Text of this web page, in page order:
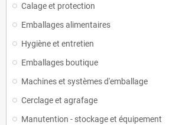
Calage et protection
Emballages alimentaires
Hygiène et entretien
Emballages boutique
Machines et systèmes d'emballage
Cerclage et agrafage
Manutention - stockage et équipement